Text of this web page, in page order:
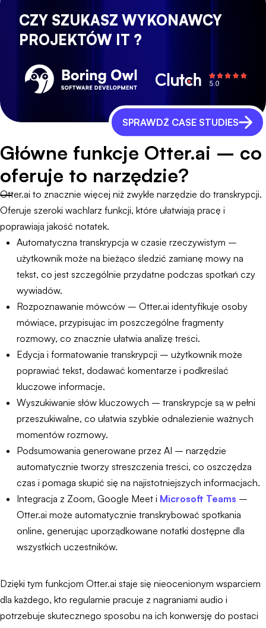
CZY SZUKASZ WYKONAWCY
PROJEKTÓW IT ?
SPRAWDŹ CASE STUDIES
Główne funkcje Otter.ai – co
oferuje to narzędzie?
Otter.ai to znacznie więcej niż zwykłe narzędzie do transkrypcji.
Oferuje szeroki wachlarz funkcji, które ułatwiają pracę i
poprawiają jakość notatek.
Automatyczna transkrypcja w czasie rzeczywistym –
użytkownik może na bieżąco śledzić zamianę mowy na
tekst, co jest szczególnie przydatne podczas spotkań czy
wywiadów.
Rozpoznawanie mówców – Otter.ai identyfikuje osoby
mówiące, przypisując im poszczególne fragmenty
rozmowy, co znacznie ułatwia analizę treści.
Edycja i formatowanie transkrypcji – użytkownik może
poprawiać tekst, dodawać komentarze i podkreślać
kluczowe informacje.
Wyszukiwanie słów kluczowych – transkrypcje są w pełni
przeszukiwalne, co ułatwia szybkie odnalezienie ważnych
momentów rozmowy.
Podsumowania generowane przez AI – narzędzie
automatycznie tworzy streszczenia treści, co oszczędza
czas i pomaga skupić się na najistotniejszych informacjach.
Integracja z Zoom, Google Meet i Microsoft Teams –
Otter.ai może automatycznie transkrybować spotkania
online, generując uporządkowane notatki dostępne dla
wszystkich uczestników.
Dzięki tym funkcjom Otter.ai staje się nieocenionym wsparciem
dla każdego, kto regularnie pracuje z nagraniami audio i
potrzebuje skutecznego sposobu na ich konwersję do postaci